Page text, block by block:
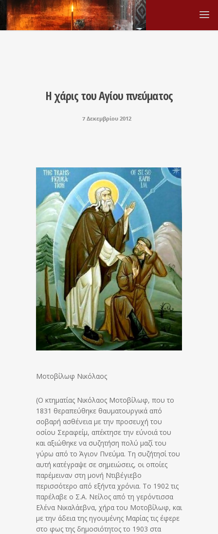
Η χάρις του Αγίου πνεύματος
7 Δεκεμβρίου 2012
Μοτοβίλωφ Νικόλαος
(Ο κτηματίας Νικόλαος Μοτοβίλωφ, που το
1831 θεραπεύθηκε θαυματουργικά από
σοβαρή ασθένεια με την προσευχή του
οσίου Σεραφείμ, απέκτησε την εύνοιά του
και αξιώθηκε να συζητήση πολύ μαζί του
γύρω από το Άγιον Πνεύμα. Τη συζήτησί του
αυτή κατέγραψε σε σημειώσεις, οι οποίες
παρέμειναν στη μονή Ντιβέγιεβο
περισσότερο από εξήντα χρόνια. Το 1902 τις
παρέλαβε ο Σ.Α. Νείλος από τη γερόντισσα
Ελένα Νικαλάεβνα, χήρα του Μοτοβίλωφ, και
με την άδεια της ηγουμένης Μαρίας τις έφερε
στο φως της δημοσιότητος το 1903 στα